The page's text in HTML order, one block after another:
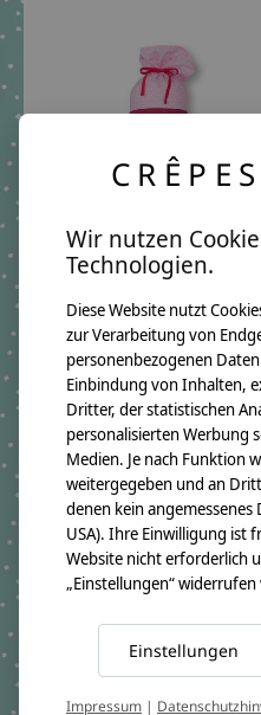
Schultüte aus Stoff,
Unterwasserwelt,
Oktupus, Meerestiere
€69,90 - €92,80
*Inkl. MwSt. zzgl.
Versandkosten
Schultüte aus Stoff, Pferd
Wir nutzen
Technologien.
Diese Website nutzt
zur Verarbeitung von
personenbezogenen
Einbindung von Inhalten,
Dritter, der statistischen
personalisierten Werbung
Medien. Je nach Funktion
weitergegeben und an
denen kein
USA). Ihre Einwilligung ist
Website nicht erforderlich
„Einstellungen“ widerrufen
Einstellungen
Impressum |